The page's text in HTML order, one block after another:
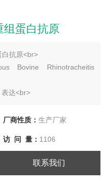
组蛋白抗原
白抗原<br>
Bovine Rhinotracheitis
达<br>
泳）<br>
厂商性质： 生产厂家
访 问 量： 1106
联系我们